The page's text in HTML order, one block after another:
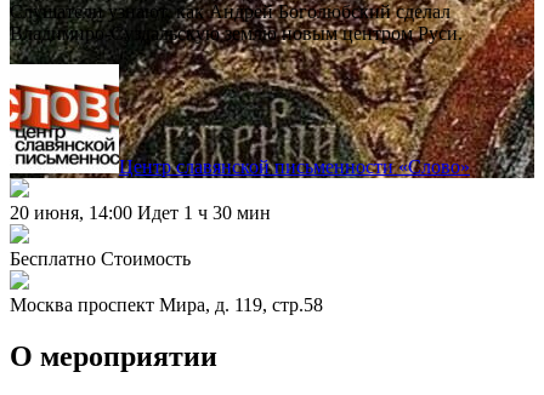
Слушатели узнают, как Андрей Боголюбский сделал
Владимиро-Суздальскую землю новым центром Руси.
Центр славянской письменности «Слово»
20 июня, 14:00 Идет 1 ч 30 мин
Бесплатно Стоимость
Москва проспект Мира, д. 119, стр.58
О мероприятии